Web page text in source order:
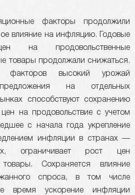
факторы продолжили
влияние на инфляцию. Годовые
на продовольственные
товары продолжали снижаться.
высокий урожай
на отдельных
способствуют сохранению
на продовольствие с учетом
с начала года укрепление
инфляции в странах —
ограничивает рост цен
Сохраняется влияние
спроса, в том числе
ускорение инфляции